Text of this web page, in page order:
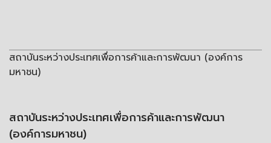
สถาบันระหว่างประเทศเพื่อการค้าและการพัฒนา (องค์การ
มหาชน)
สถาบันระหว่างประเทศเพื่อการค้าและการพัฒนา
(องค์การมหาชน)